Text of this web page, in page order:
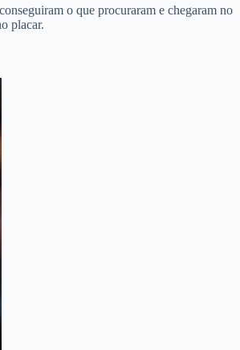
o que procuraram e chegaram no
placar.